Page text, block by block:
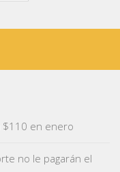
$110 en enero
no le pagarán el